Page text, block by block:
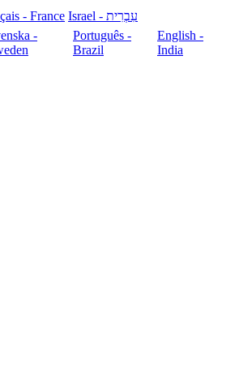
- France
עִבְרִית - Israel
-
Português -
Brazil
English -
India